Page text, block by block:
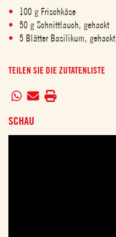
100 g Frischkäse
50 g Schnittlauch, gehackt
5 Blätter Basilikum, gehackt
TEILEN SIE DIE ZUTATENLISTE
SCHAU